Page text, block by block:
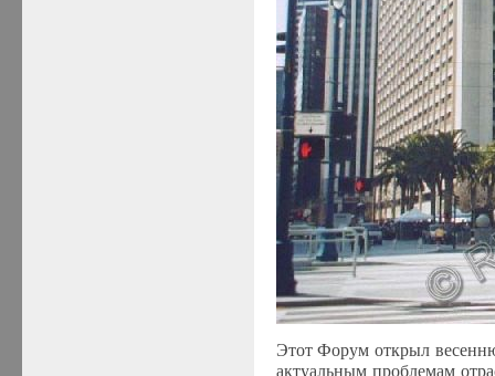
Этот Форум открыл
актуальным проблемам